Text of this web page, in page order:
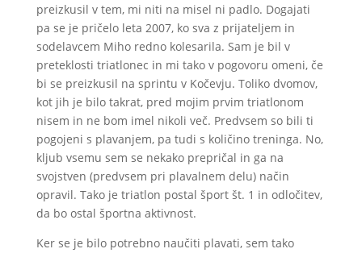
preizkusil v tem, mi niti na misel ni padlo. Dogajati
pa se je pričelo leta 2007, ko sva z prijateljem in
sodelavcem Miho redno kolesarila. Sam je bil v
preteklosti triatlonec in mi tako v pogovoru omeni, če
bi se preizkusil na sprintu v Kočevju. Toliko dvomov,
kot jih je bilo takrat, pred mojim prvim triatlonom
nisem in ne bom imel nikoli več. Predvsem so bili ti
pogojeni s plavanjem, pa tudi s količino treninga. No,
kljub vsemu sem se nekako prepričal in ga na
svojstven (predvsem pri plavalnem delu) način
opravil. Tako je triatlon postal šport št. 1 in odločitev,
da bo ostal športna aktivnost.
Ker se je bilo potrebno naučiti plavati, sem tako